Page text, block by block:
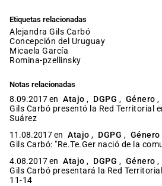
Etiquetas relacionadas
Alejandra Gils Carbó
Concepción del Uruguay
Micaela García
romina-pzellinsky
Notas relacionadas
8.09.2017 en Atajo , DGPG , Género ,
Gils Carbó presentó la Red Territorial
Suárez
11.08.2017 en Atajo , DGPG , Género
Gils Carbó: "Re.Te.Ger nació de la
4.08.2017 en Atajo , DGPG , Género ,
Gils Carbó presentará la Red
11-14